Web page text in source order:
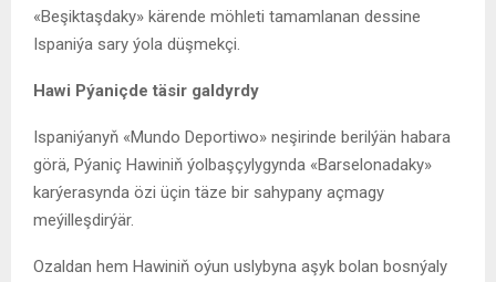
«Beşiktaşdaky» kärende möhleti tamamlanan dessine
Ispaniýa sary ýola düşmekçi.
Hawi Pýaniçde täsir galdyrdy
Ispaniýanyň «Mundo Deportiwo» neşirinde berilýän habara
görä, Pýaniç Hawiniň ýolbaşçylygynda «Barselonadaky»
karýerasynda özi üçin täze bir sahypany açmagy
meýilleşdirýär.
Ozaldan hem Hawiniň oýun uslybyna aşyk bolan bosnýaly